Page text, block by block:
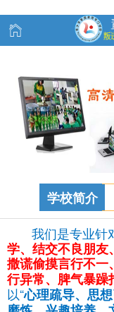
学校简介
我们是专业针
学、结交不良朋友
撒谎偷摸言行不一
行异常、脾气暴躁
以“心理疏导、思